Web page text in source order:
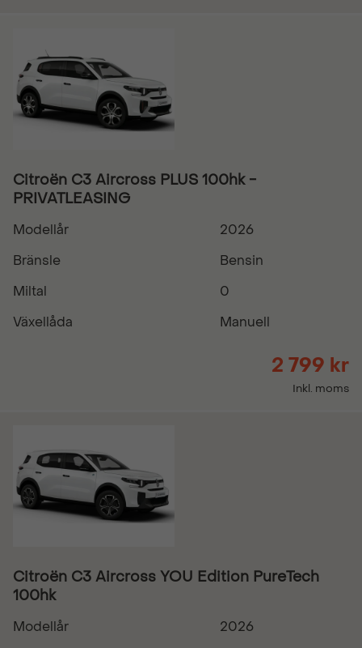
Citroën C3 Aircross PLUS 100hk -
PRIVATLEASING
Modellår
2026
Bränsle
Bensin
Miltal
0
Växellåda
Manuell
2 799 kr
Inkl. moms
Citroën C3 Aircross YOU Edition PureTech
100hk
Modellår
2026